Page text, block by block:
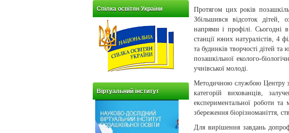
Спілка освітян України
Віртуальний інститут
Протягом цих років
Збільшився відсоток дітей,
напрями і профілі. Сьогодні
станції юних натуралістів, 4
та будинків творчості дітей та
позашкільної еколого-
учнівської молоді.
Методичною службою Центру
категорій вихованців,
експериментальної роботи та
збереження біорізноманіття,
Для вирішення завдань